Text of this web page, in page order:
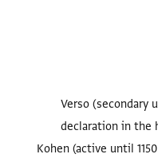
Verso (secondary
declaration in the
Kohen (active until